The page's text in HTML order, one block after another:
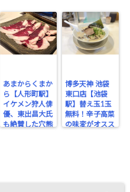
あまからくまか
ら【人形町駅】
イケメン狩人俳
優、東出昌大氏
も絶賛した穴熊
博多天神 池袋
東口店【池袋
駅】替え玉1玉
無料！辛子高菜
の味変がオスス